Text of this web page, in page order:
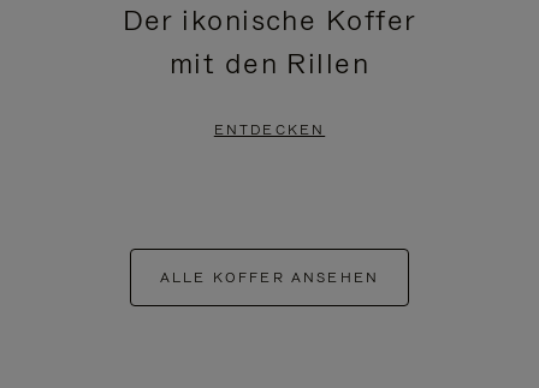
Der ikonische Koffer
mit den Rillen
ENTDECKEN
ALLE KOFFER ANSEHEN